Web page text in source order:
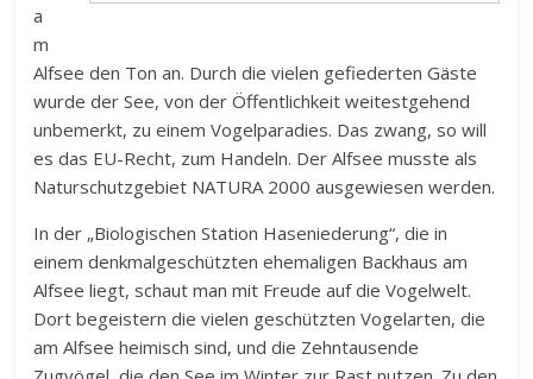
a
m
Alfsee den Ton an. Durch die vielen gefiederten Gäste
wurde der See, von der Öffentlichkeit weitestgehend
unbemerkt, zu einem Vogelparadies. Das zwang, so will
es das EU-Recht, zum Handeln. Der Alfsee musste als
Naturschutzgebiet NATURA 2000 ausgewiesen werden.
In der „Biologischen Station Haseniederung“, die in
einem denkmalgeschützten ehemaligen Backhaus am
Alfsee liegt, schaut man mit Freude auf die Vogelwelt.
Dort begeistern die vielen geschützten Vogelarten, die
am Alfsee heimisch sind, und die Zehntausende